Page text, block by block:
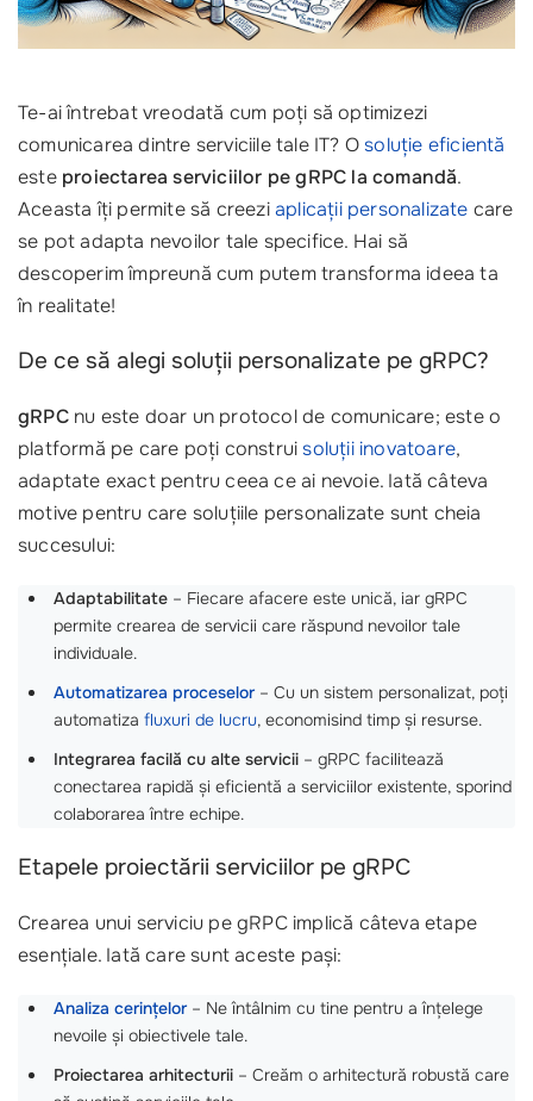
Te-ai întrebat vreodată cum poți să optimizezi
comunicarea dintre serviciile tale IT? Osoluție eficientă
este proiectarea serviciilor pe gRPC la comandă.
Aceasta îți permite să creeziaplicații personalizate care
se pot adapta nevoilor tale specifice. Hai să
descoperim împreună cum putem transforma ideea ta
în realitate!
De ce să alegi soluții personalizate pe gRPC?
gRPCnu este doar un protocol de comunicare; este o
platformă pe care poți construisoluții inovatoare,
adaptate exact pentru ceea ce ai nevoie. Iată câteva
motive pentru care soluțiile personalizate sunt cheia
succesului:
Adaptabilitate – Fiecare afacere este unică, iar gRPC
permite crearea de servicii care răspund nevoilor tale
individuale.
Automatizarea proceselor– Cu un sistem personalizat, poți
automatiza fluxuri de lucru, economisind timp și resurse.
Integrarea facilă cu alte servicii – gRPC facilitează
conectarea rapidă și eficientă a serviciilor existente, sporind
colaborarea între echipe.
Etapele proiectării serviciilor pe gRPC
Crearea unui serviciu pe gRPC implică câteva etape
esențiale. Iată care sunt aceste pași:
Analiza cerințelor– Ne întâlnim cu tine pentru a înțelege
nevoile și obiectivele tale.
Proiectarea arhitecturii – Creăm o arhitectură robustă care